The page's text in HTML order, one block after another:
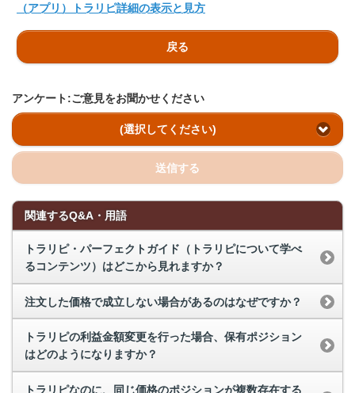
（アプリ）トラリピ詳細の表示と見方
戻る
アンケート:ご意見をお聞かせください
(選択してください)
送信する
関連するQ&A・用語
トラリピ・パーフェクトガイド（トラリピについて学べ
るコンテンツ）はどこから見れますか？
注文した価格で成立しない場合があるのはなぜですか？
トラリピの利益金額変更を行った場合、保有ポジション
はどのようになりますか？
トラリピなのに、同じ価格のポジションが複数存在する